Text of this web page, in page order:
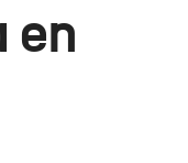
Lo último
en